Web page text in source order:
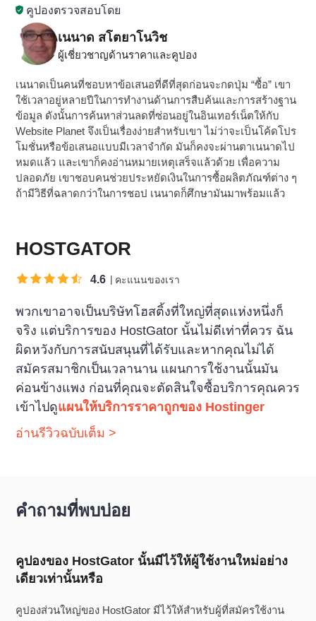
คูปองตรวจสอบโดย
เนนาด สโตยาโนวิช
ผู้เชี่ยวชาญด้านราคาและคูปอง
เนนาดเป็นคนที่ชอบหาข้อเสนอที่ดีที่สุดก่อนจะกดปุ่ม “ซื้อ” เขา
ใช้เวลาอยู่หลายปีในการทำงานด้านการสืบค้นและการสร้างฐาน
ข้อมูล ดังนั้นการค้นหาส่วนลดที่ซ่อนอยู่ในอินเทอร์เน็ตให้กับ
Website Planet จึงเป็นเรื่องง่ายสำหรับเขา ไม่ว่าจะเป็นโค้ดโปร
โมชั่นหรือข้อเสนอแบบมีเวลาจำกัด มันก็คงจะผ่านตาเนนาดไป
หมดแล้ว และเขาก็คงอ่านหมายเหตุเสร็จแล้วด้วย เพื่อความ
ปลอดภัย เขาชอบคนช่วยประหยัดเงินในการซื้อผลิตภัณฑ์ต่าง ๆ
ถ้ามีวิธีที่ฉลาดกว่าในการชอป เนนาดก็ศึกษามันมาพร้อมแล้ว
HOSTGATOR
4.6 คะแนนของเรา
พวกเขาอาจเป็นบริษัทโฮสติ้งที่ใหญ่ที่สุดแห่งหนึ่งก็
จริง แต่บริการของ HostGator นั้นไม่ดีเท่าที่ควร ฉัน
ผิดหวังกับการสนับสนุนที่ได้รับและหากคุณไม่ได้
สมัครสมาชิกเป็นเวลานาน แผนการใช้งานนั้นมัน
ค่อนข้างแพง ก่อนที่คุณจะตัดสินใจซื้อบริการคุณควร
เข้าไปดูแผนให้บริการราคาถูกของ Hostinger
อ่านรีวิวฉบับเต็ม >
คำถามที่พบบ่อย
คูปองของ HostGator นั้นมีไว้ให้ผู้ใช้งานใหม่อย่าง
เดียวเท่านั้นหรือ
คูปองส่วนใหญ่ของ HostGator มีไว้ให้สำหรับผู้ที่สมัครใช้งาน